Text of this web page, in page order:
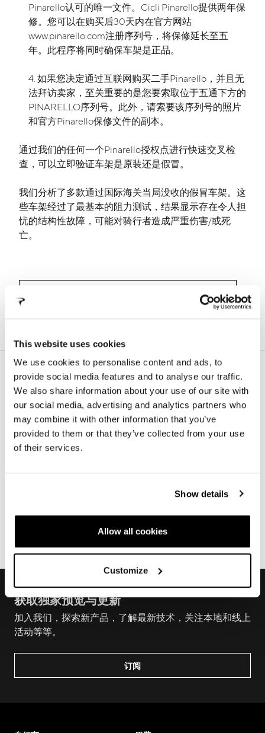
This website uses cookies
We use cookies to personalise content and ads, to
provide social media features and to analyse our traffic.
We also share information about your use of our site with
our social media, advertising and analytics partners who
may combine it with other information that you’ve
provided to them or that they’ve collected from your use
of their services.
Show details
Allow all cookies
Customize
Pinarello认可的唯一文件。Cicli Pinarello提供两年保
修。您可以在购买后30天内在官方网站
www.pinarello.com注册序列号，将保修延长至五
年。此程序将同时确保车架是正品。
如果您决定通过互联网购买二手Pinarello，并且无
法拜访卖家，至关重要的是您要索取位于五通下方的
PINARELLO序列号。此外，请索要该序列号的照片
和官方Pinarello保修文件的副本。
通过我们的任何一个Pinarello授权点进行快速交叉检
查，可以立即验证车架是原装还是假冒。
我们分析了多款通过国际海关当局没收的假冒车架。这
些车架经过了最基本的阻力测试，结果显示存在令人担
忧的结构性故障，可能对骑行者造成严重伤害/或死
亡。
技术支持
在此部分，您将找到我们的产品信息、技术手册、保修条
款及车架注册流程
下载
电商订单
获取独家预览与更新
加入我们，探索新产品，了解最新技术，关注本地和线上
活动等等。
订阅